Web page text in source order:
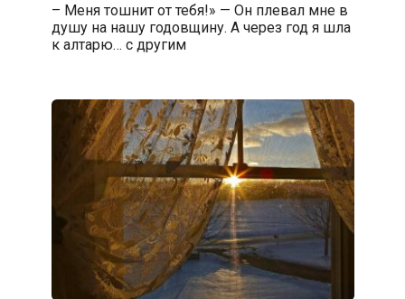
– Меня тошнит от тебя!» — Он плевал мне в
душу на нашу годовщину. А через год я шла
к алтарю… с другим